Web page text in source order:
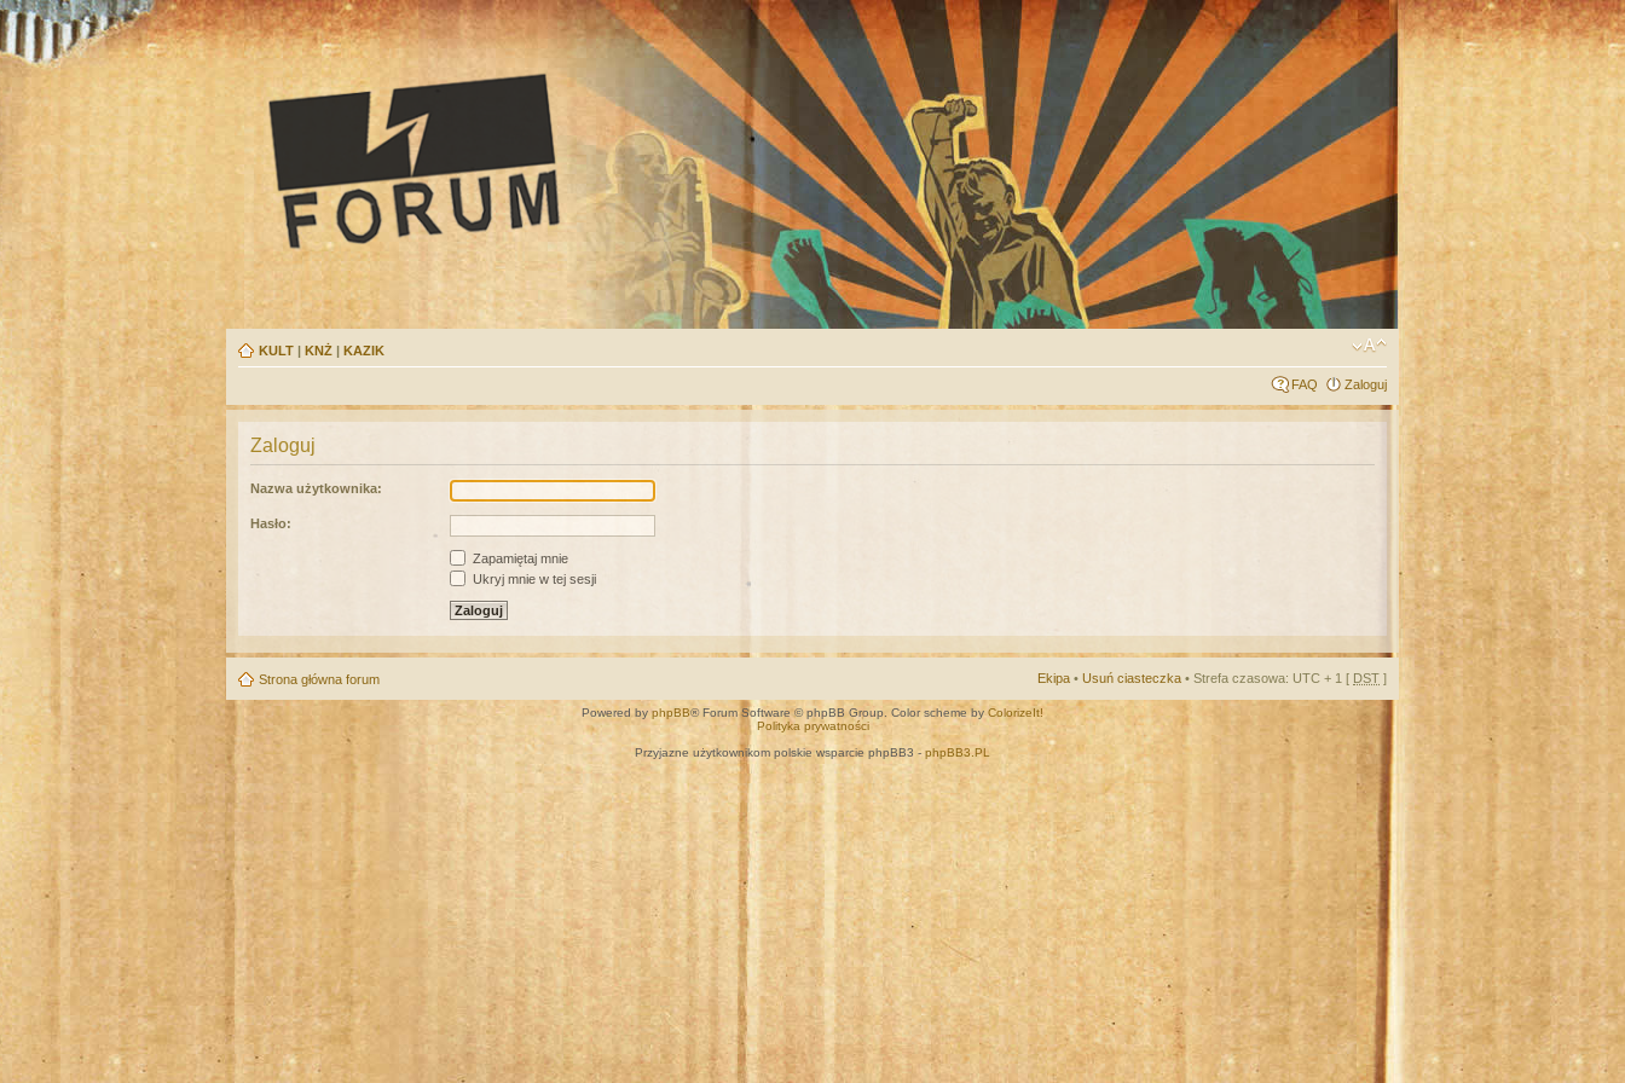
KULT | KNŻ | KAZIK
FAQ Zaloguj
Zaloguj
Nazwa użytkownika:
Hasło:
Zapamiętaj mnie
Ukryj mnie w tej sesji
Strona główna forum Ekipa • Usuń ciasteczka • Strefa czasowa: UTC + 1 [ DST ]
Powered by phpBB® Forum Software © phpBB Group. Color scheme by ColorizeIt!
Polityka prywatności
Przyjazne użytkownikom polskie wsparcie phpBB3 - phpBB3.PL